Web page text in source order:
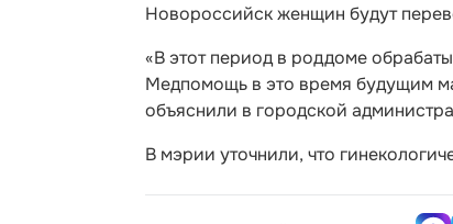
Новороссийск женщин будут
«В этот период в роддоме
Медпомощь в это время будущим
объяснили в городской
В мэрии уточнили, что